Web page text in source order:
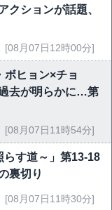
クションが話題、
[08月07日12時00分]
ボヒョン×チョ
去が明らかに…第
[08月07日11時54分]
らす道～」第13-18
裏切り
[08月07日11時30分]